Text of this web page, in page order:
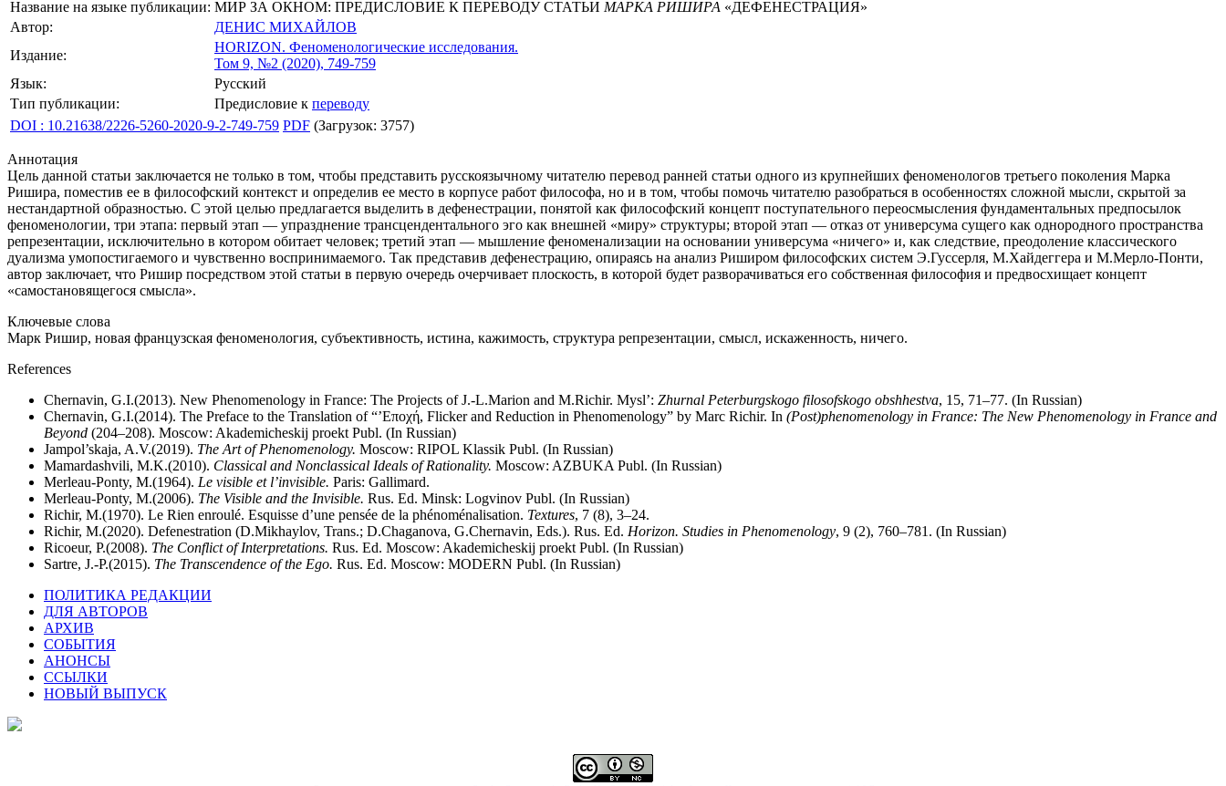
Название на языке публикации: МИР ЗА ОКНОМ: ПРЕДИСЛОВИЕ К ПЕРЕВОДУ СТАТЬИ МАРКА РИШИРА «ДЕФЕНЕСТРАЦИЯ»
Автор:
ДЕНИС МИХАЙЛОВ
Издание:
HORIZON. Феноменологические исследования.
Том 9, №2 (2020), 749-759
Язык:
Русский
Тип публикации:
Предисловие к переводу
DOI : 10.21638/2226-5260-2020-9-2-749-759 PDF (Загрузок: 3757)
Аннотация
Цель данной статьи заключается не только в том, чтобы представить русскоязычному читателю перевод ранней статьи одного из крупнейших феноменологов третьего поколения Марка
Ришира, поместив ее в философский контекст и определив ее место в корпусе работ философа, но и в том, чтобы помочь читателю разобраться в особенностях сложной мысли, скрытой за
нестандартной образностью. С этой целью предлагается выделить в дефенестрации, понятой как философский концепт поступательного переосмысления фундаментальных предпосылок
феноменологии, три этапа: первый этап — упразднение трансцендентального эго как внешней «миру» структуры; второй этап — отказ от универсума сущего как однородного пространства
репрезентации, исключительно в котором обитает человек; третий этап — мышление феноменализации на основании универсума «ничего» и, как следствие, преодоление классического
дуализма умопостигаемого и чувственно воспринимаемого. Так представив дефенестрацию, опираясь на анализ Риширом философских систем Э.Гуссерля, М.Хайдеггера и М.Мерло-Понти,
автор заключает, что Ришир посредством этой статьи в первую очередь очерчивает плоскость, в которой будет разворачиваться его собственная философия и предвосхищает концепт
«самостановящегося смысла».
Ключевые слова
Марк Ришир, новая французская феноменология, субъективность, истина, кажимость, структура репрезентации, смысл, искаженность, ничего.
References
Chernavin, G.I.(2013). New Phenomenology in France: The Projects of J.-L.Marion and M.Richir. Mysl’: Zhurnal Peterburgskogo filosofskogo obshhestva, 15, 71–77. (In Russian)
Chernavin, G.I.(2014). The Preface to the Translation of “’Eποχή, Flicker and Reduction in Phenomenology” by Marc Richir. In (Post)phenomenology in France: The New Phenomenology in France and
Beyond (204–208). Moscow: Akademicheskij proekt Publ. (In Russian)
Jampol’skaja, A.V.(2019). The Art of Phenomenology. Moscow: RIPOL Klassik Publ. (In Russian)
Mamardashvili, M.K.(2010). Classical and Nonclassical Ideals of Rationality. Moscow: AZBUKA Publ. (In Russian)
Merleau-Ponty, М.(1964). Le visible et l’invisible. Paris: Gallimard.
Merleau-Ponty, M.(2006). The Visible and the Invisible. Rus. Ed. Minsk: Logvinov Publ. (In Russian)
Richir, M.(1970). Le Rien enroulé. Esquisse d’une pensée de la phénoménalisation. Textures, 7 (8), 3–24.
Richir, M.(2020). Defenestration (D.Mikhaylov, Trans.; D.Chaganova, G.Chernavin, Eds.). Rus. Ed. Horizon. Studies in Phenomenology, 9 (2), 760–781. (In Russian)
Ricoeur, P.(2008). The Conflict of Interpretations. Rus. Ed. Moscow: Akademicheskij proekt Publ. (In Russian)
Sartre, J.-P.(2015). The Transcendence of the Ego. Rus. Ed. Moscow: MODERN Publ. (In Russian)
ПОЛИТИКА РЕДАКЦИИ
ДЛЯ АВТОРОВ
АРХИВ
СОБЫТИЯ
АНОНСЫ
ССЫЛКИ
НОВЫЙ ВЫПУСК